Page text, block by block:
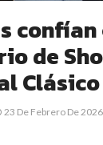
confían
de
23 De Febrero De 2026